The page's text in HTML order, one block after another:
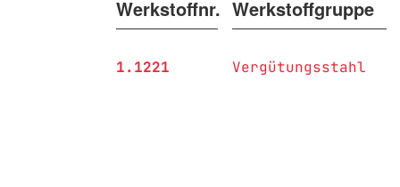
Werkstoffnr. Werkstoffgruppe
1.1221 Vergütungsstahl